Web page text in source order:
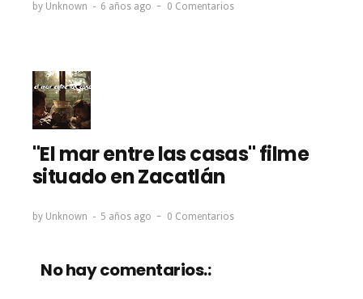
by Unknown 6 años ago 0 Comentarios
"El mar entre las casas" filme
situado en Zacatlán
by Unknown 5 años ago 0 Comentarios
No hay comentarios.: